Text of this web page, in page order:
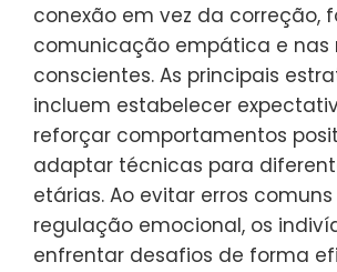
conexão em vez da correção,
comunicação empática e nas
conscientes. As principais
incluem estabelecer
reforçar comportamentos
adaptar técnicas para
etárias. Ao evitar erros
regulação emocional, os
enfrentar desafios de forma